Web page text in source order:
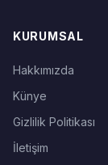
KURUMSAL
Hakkımızda
Künye
Gizlilik Politikası
İletişim